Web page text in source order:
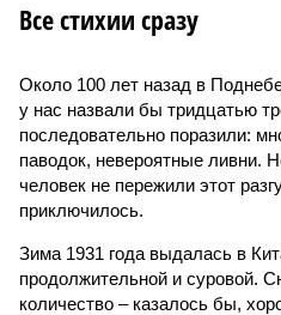
Все стихии сразу
Около 100 лет назад в
у нас назвали бы тридцатью
последовательно поразили:
паводок, невероятные ливни.
человек не пережили этот
приключилось.
Зима 1931 года выдалась в
продолжительной и суровой.
количество – казалось бы,